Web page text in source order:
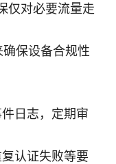
仅对必要流量走
保设备合规性
日志，定期审
认证失败等要